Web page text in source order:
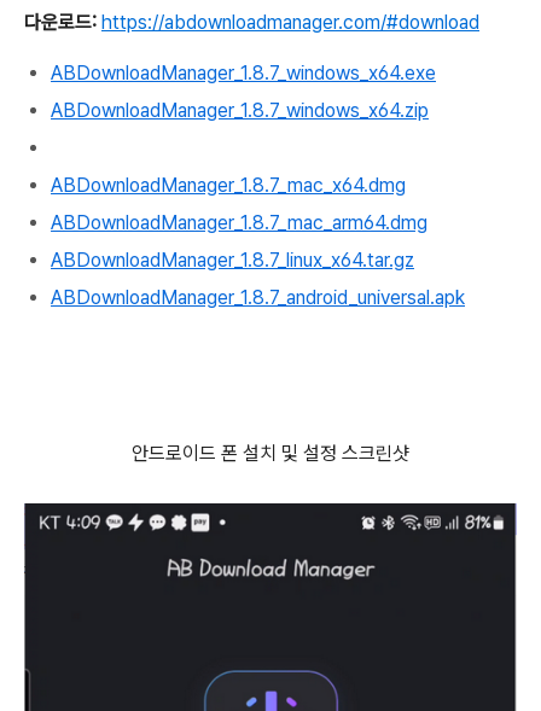
다운로드: https://abdownloadmanager.com/#download
ABDownloadManager_1.8.7_windows_x64.exe
ABDownloadManager_1.8.7_windows_x64.zip
ABDownloadManager_1.8.7_mac_x64.dmg
ABDownloadManager_1.8.7_mac_arm64.dmg
ABDownloadManager_1.8.7_linux_x64.tar.gz
ABDownloadManager_1.8.7_android_universal.apk
안드로이드 폰 설치 및 설정 스크린샷